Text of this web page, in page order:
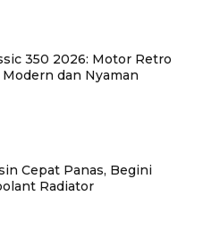
350 2026: Motor Retro
dan Nyaman
Cepat Panas, Begini
Radiator